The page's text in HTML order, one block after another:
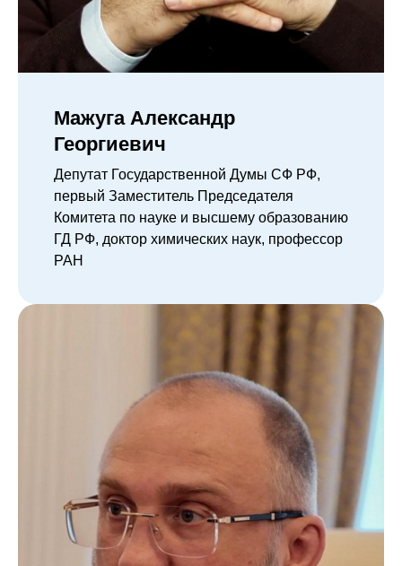
Мажуга Александр
Георгиевич
Депутат Государственной Думы СФ РФ,
первый Заместитель Председателя
Комитета по науке и высшему образованию
ГД РФ, доктор химических наук, профессор
РАН